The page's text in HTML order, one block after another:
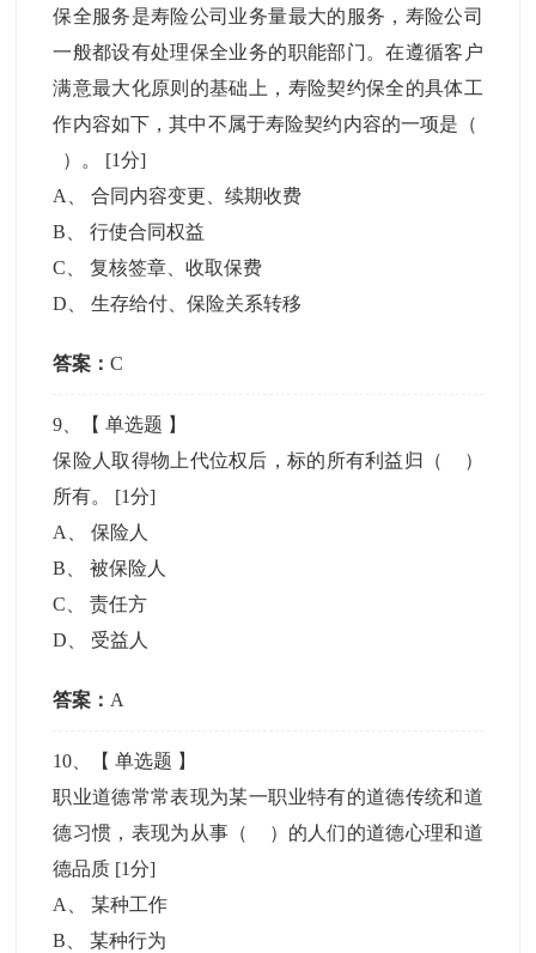
保全服务是寿险公司业务量最大的服务，寿险公司
一般都设有处理保全业务的职能部门。在遵循客户
满意最大化原则的基础上，寿险契约保全的具体工
作内容如下，其中不属于寿险契约内容的一项是（
）。 [1分]
A
、合同内容变更、续期收费
B 、行使合同权益
C 、复核签章、收取保费
D 、生存给付、保险关系转移
答案：C
9 、【单选题 】
保险人取得物上代位权后，标的所有利益归（ ）
所有。 [1分]
A
、保险人
B 、被保险人
C 、责任方
D
受益人
答案： A
10 、【单选题 】
职业道德常常表现为某一职业特有的道德传统和道
德习惯，表现为从事（ ）的人们的道德心理和道
德品质 [1分]
A
、某种工作
B 、某种行为